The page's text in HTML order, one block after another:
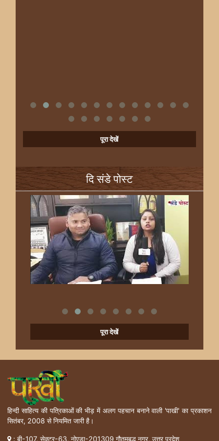
पूरा देखें
दि संडे पोस्ट
पूरा देखें
हिन्दी साहित्य की पत्रिकाओं की भीड़ में अलग पहचान बनाने वाली 'पाखी' का प्रकाशन
सितंबर, 2008 से नियमित जारी है।
: बी-107, सेक्टर-63, नोएडा-201309 गौतमबुद्ध नगर, उत्तर प्रदेश